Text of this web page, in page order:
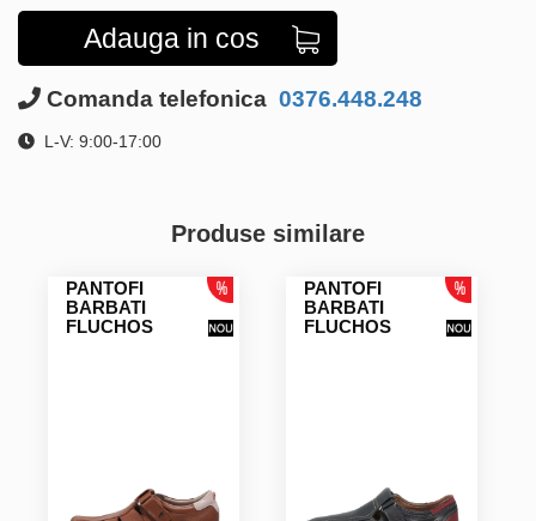
Adauga in cos
Comanda telefonica 0376.448.248
L-V: 9:00-17:00
Produse similare
PANTOFI
BARBATI
FLUCHOS
PANTOFI
BARBATI
FLUCHOS